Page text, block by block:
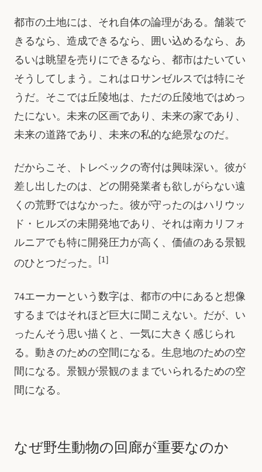
都市の土地には、それ自体の論理がある。舗装で
きるなら、造成できるなら、囲い込めるなら、あ
るいは眺望を売りにできるなら、都市はたいてい
そうしてしまう。これはロサンゼルスでは特にそ
うだ。そこでは丘陵地は、ただの丘陵地ではめっ
たにない。未来の区画であり、未来の家であり、
未来の道路であり、未来の私的な絶景なのだ。
だからこそ、トレベックの寄付は興味深い。彼が
差し出したのは、どの開発業者も欲しがらない遠
くの荒野ではなかった。彼が守ったのはハリウッ
ド・ヒルズの未開発地であり、それは南カリフォ
ルニアでも特に開発圧力が高く、価値のある景観
のひとつだった。
[1]
74エーカーという数字は、都市の中にあると想像
するまではそれほど巨大に聞こえない。だが、い
ったんそう思い描くと、一気に大きく感じられ
る。動きのための空間になる。生息地のための空
間になる。景観が景観のままでいられるための空
間になる。
なぜ野生動物の回廊が重要なのか